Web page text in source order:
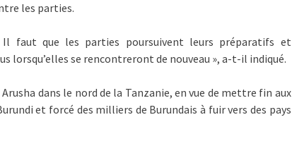
les parties.
Il faut que les parties poursuivent leurs préparatifs et
lorsqu’elles se rencontreront de nouveau », a-t-il indiqué.
dans le nord de la Tanzanie, en vue de mettre fin aux
et forcé des milliers de Burundais à fuir vers des pays